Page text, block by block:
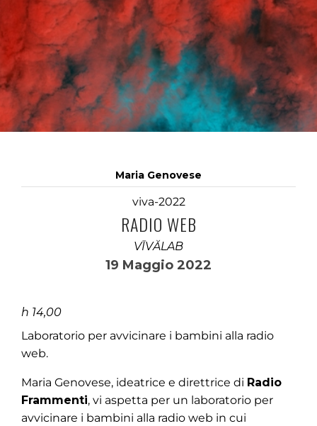
Maria Genovese
viva-2022
RADIO WEB
VĪVĂLAB
19 Maggio 2022
h 14,00
Laboratorio per avvicinare i bambini alla radio
web.
Maria Genovese, ideatrice e direttrice di Radio
Frammenti, vi aspetta per un laboratorio per
avvicinare i bambini alla radio web in cui